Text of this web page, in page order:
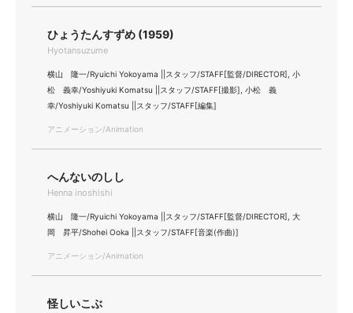
ひょうたんすずめ (1959)
Hyotansuzume
横山 隆一/Ryuichi Yokoyama ||スタッフ/STAFF[監督/DIRECTOR], 小
松 義幸/Yoshiyuki Komatsu ||スタッフ/STAFF[撮影], 小松 義
幸/Yoshiyuki Komatsu ||スタッフ/STAFF[編集]
アニメーション/Animation
へんないのしし
Henna inoshishi
横山 隆一/Ryuichi Yokoyama ||スタッフ/STAFF[監督/DIRECTOR], 大
岡 昇平/Shohei Ooka ||スタッフ/STAFF[音楽(作曲)]
アニメーション/Animation
怪しいこぶ